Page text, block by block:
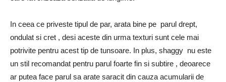
In ceea ce priveste tipul de par, arata bine pe parul drept,
ondulat si cret , desi aceste din urma texturi sunt cele mai
potrivite pentru acest tip de tunsoare. In plus, shaggy nu este
un stil recomandat pentru parul foarte fin si subtire , deoarece
ar putea face parul sa arate saracit din cauza acumularii de